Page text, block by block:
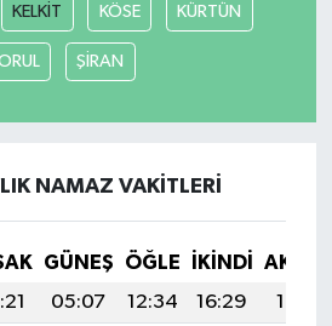
KELKİT KÖSE KÜRTÜN
ŞİRAN
NAMAZ VAKITLERI
GÜNEŞ ÖĞLE İKINDI
05:07 12:34 16:29
19:51